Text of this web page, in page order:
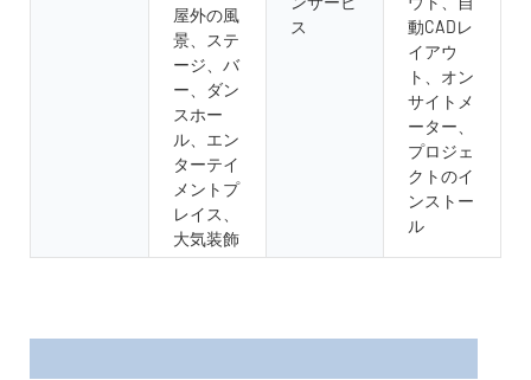
屋外の風
景、ステ
ージ、バ
ー、ダン
スホー
ル、エン
ターテイ
メントプ
レイス、
大気装飾
ス
動CADレ
イアウ
ト、オン
サイトメ
ーター、
プロジェ
クトのイ
ンストー
ル